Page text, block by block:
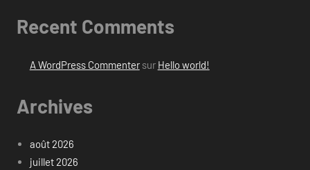
Recent Comments
A WordPress Commentersur Hello world!
Archives
août 2026
juillet 2026